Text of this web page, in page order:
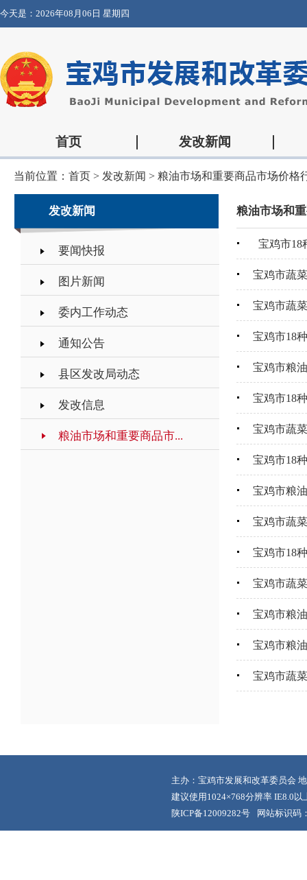
今天是： 2026年08月06日 星期四
首页 发改新闻
当前位置： 首页 > 发改新闻 > 粮油市场和重要商品市场价格
发改新闻
要闻快报
图片新闻
委内工作动态
通知公告
县区发改局动态
发改信息
粮油市场和重要商品市...
粮油市场和
宝鸡市18
宝鸡市蔬
宝鸡市蔬
宝鸡市18
宝鸡市粮
宝鸡市18
宝鸡市蔬
宝鸡市18
宝鸡市粮
宝鸡市蔬
宝鸡市18
宝鸡市蔬
宝鸡市粮
宝鸡市粮
宝鸡市蔬
主办：宝鸡市发展和改革委员会
建议使用1024×768分辨率 IE8.0以
陕ICP备12009282号
网站标识码